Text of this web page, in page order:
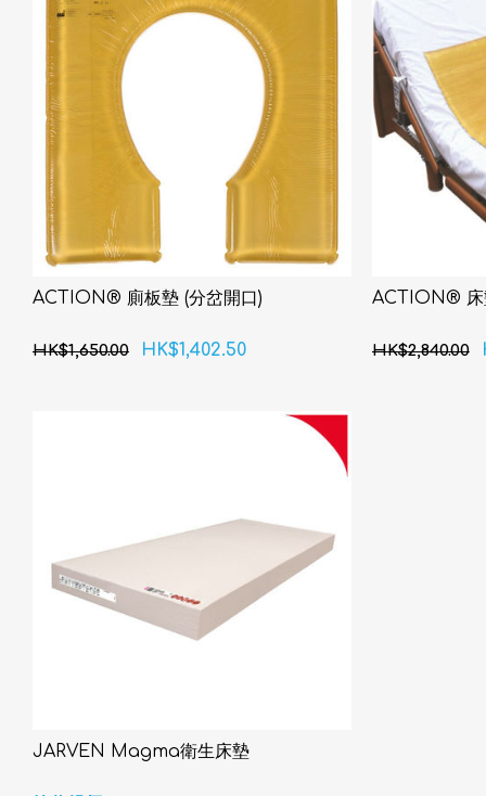
ACTION® 廁板墊 (分岔開口)
HK$1,650.00 HK$1,402.50
ACTION® 床
HK$2,840.00
JARVEN Magma衛生床墊